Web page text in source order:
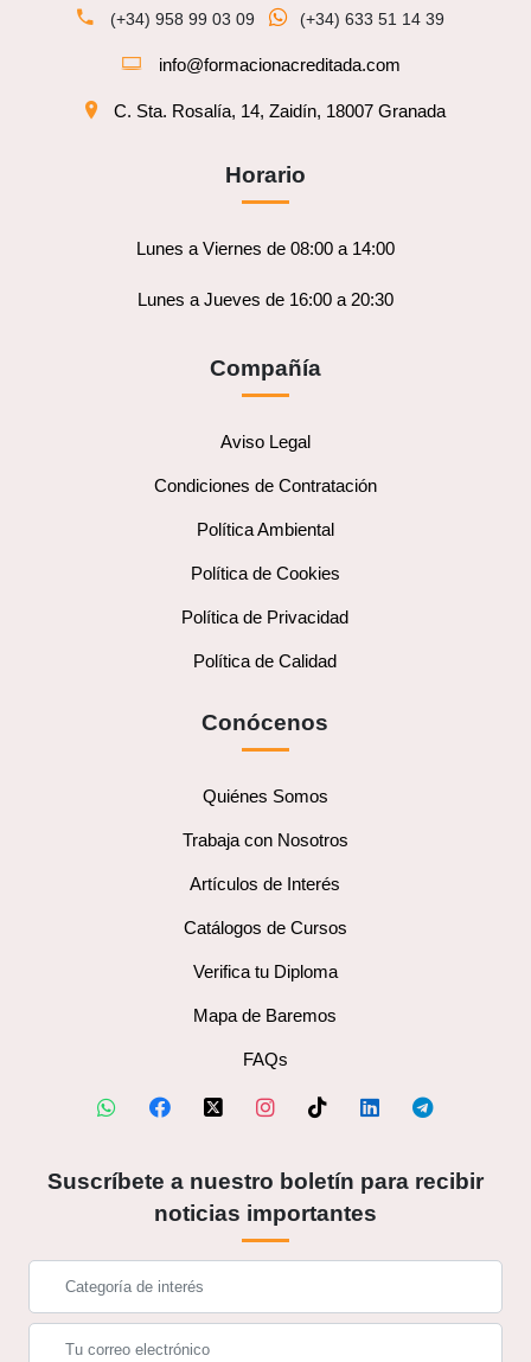
(+34) 958 99 03 09 (+34) 633 51 14 39
info@formacionacreditada.com
C. Sta. Rosalía, 14, Zaidín, 18007 Granada
Horario
Lunes a Viernes de 08:00 a 14:00
Lunes a Jueves de 16:00 a 20:30
Compañía
Aviso Legal
Condiciones de Contratación
Política Ambiental
Política de Cookies
Política de Privacidad
Política de Calidad
Conócenos
Quiénes Somos
Trabaja con Nosotros
Artículos de Interés
Catálogos de Cursos
Verifica tu Diploma
Mapa de Baremos
FAQs
Suscríbete a nuestro boletín para recibir
noticias importantes